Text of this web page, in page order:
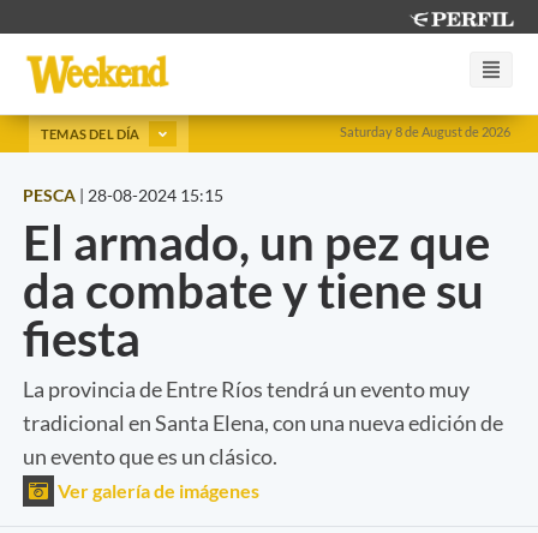
Saturday 8 de August de 2026
TEMAS DEL DÍA
PESCA | 28-08-2024 15:15
El armado, un pez que
da combate y tiene su
fiesta
La provincia de Entre Ríos tendrá un evento muy
tradicional en Santa Elena, con una nueva edición de
un evento que es un clásico.
Ver galería de imágenes